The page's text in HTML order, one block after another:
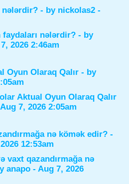
nələrdir? - by nickolas2 -
nələrdir? - by
2026 2:46am
Oyun Olaraq Qalır - by
Aktual Oyun Olaraq Qalır
7, 2026 2:05am
nə kömək edir? -
12:53am
vaxt qazandırmağa nə
anapo - Aug 7, 2026